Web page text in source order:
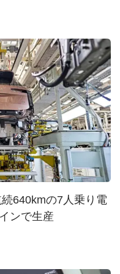
640kmの7人乗り電
ンで生産